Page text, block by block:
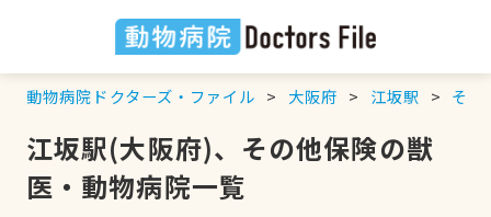
動物病院ドクターズ・ファイル 大阪府 江坂駅 その
江坂駅(大阪府)、その他保険の獣
医・動物病院一覧